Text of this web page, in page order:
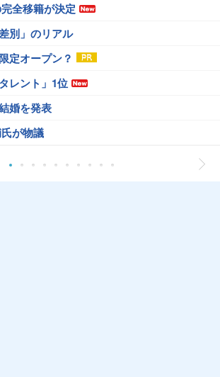
全移籍が決定
別」のリアル
定オープン？
レント」1位
婚を発表
が物議